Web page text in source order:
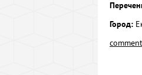
Город: